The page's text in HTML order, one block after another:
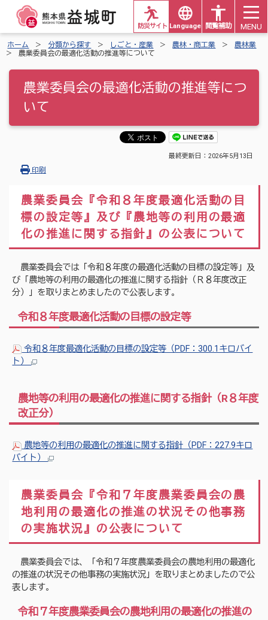
Languages 閲覧補助
防災サイト MENU
ホーム 分類から探す しごと・産業 農林・商工業
農林業
農業委員会の最適化活動の推進等について
農業委員会の最適化活動の推進等につ
いて
最終更新日： 2026年5月13日
印刷
農業委員会『令和８年度最適化活動の目
標の設定等』及び『農地等の利用の最適
化の推進に関する指針』の公表について
農業委員会では「令和８年度の最適化活動の目標の設定等」及
び「農地等の利用の最適化の推進に関する指針（Ｒ８年度改正
分）」を取りまとめましたので公表します。
令和８年度最適化活動の目標の設定等
令和８年度最適化活動の目標の設定等（PDF：300.1キロバイ
ト）
農地等の利用の最適化の推進に関する指針（R８年度
改正分）
農地等の利用の最適化の推進に関する指針（PDF：227.9キロ
バイト）
農業委員会『令和７年度農業委員会の農
地利用の最適化の推進の状況その他事務
の実施状況』の公表について
農業委員会では、「令和７年度農業委員会の農地利用の最適化
の推進の状況その他事務の実施状況」を取りまとめましたので公
表します。
令和７年度農業委員会の農地利用の最適化の推進の